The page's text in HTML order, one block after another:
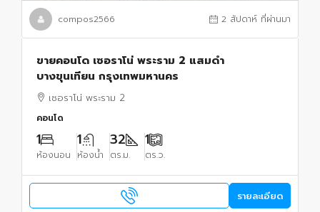
compos2566 2 สัปดาห์ ที่ผ่านมา
ขายคอนโด เซอราโน่ พระราม 2 แสมดำ
บางขุนเทียน กรุงเทพมหานคร
เซอราโน่ พระราม 2
คอนโด
1
ห้องนอน
1
ห้องน้ำ
32
ตร.ม.
1
ตร.ว.
รายละเอียด